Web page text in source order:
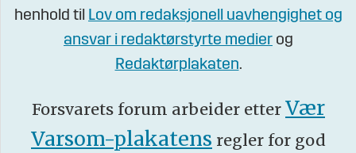
henhold til Lov om redaksjonell uavhengighet og
ansvar i redaktørstyrte medier og
Redaktørplakaten.
Forsvarets forum arbeider etter Vær
Varsom-plakatens regler for god